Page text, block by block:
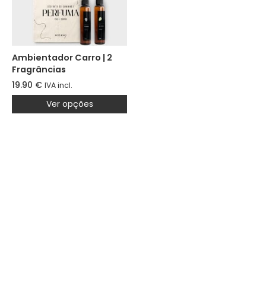
Ambientador Carro | 2
Fragrâncias
19.90 € IVA incl.
Ver opções